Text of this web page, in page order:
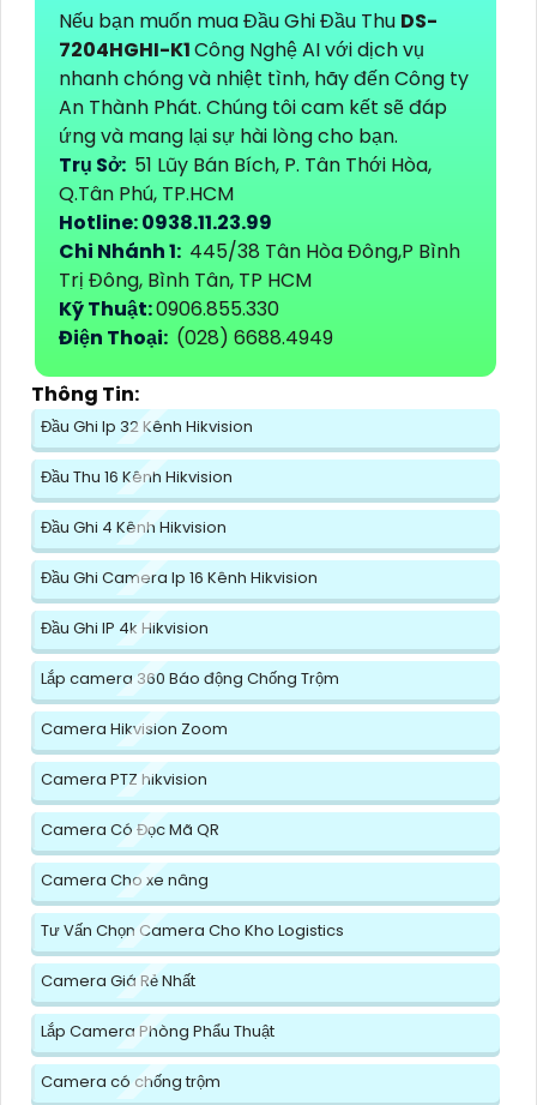
Nếu bạn muốn mua Đầu Ghi Đầu Thu DS-
7204HGHI-K1Công Nghệ AI với dịch vụ
nhanh chóng và nhiệt tình, hãy đến Công ty
An Thành Phát. Chúng tôi cam kết sẽ đáp
ứng và mang lại sự hài lòng cho bạn.
Trụ Sở: 51 Lũy Bán Bích, P. Tân Thới Hòa,
Q.Tân Phú, TP.HCM
Hotline: 0938.11.23.99
Chi Nhánh 1: 445/38 Tân Hòa Đông,P Bình
Trị Đông, Bình Tân, TP HCM
Kỹ Thuật:0906.855.330
Điện Thoại: (028) 6688.4949
Thông Tin:
Đầu Ghi Ip 32 Kênh Hikvision
Đầu Thu 16 Kênh Hikvision
Đầu Ghi 4 Kênh Hikvision
Đầu Ghi Camera Ip 16 Kênh Hikvision
Đầu Ghi IP 4k Hikvision
Lắp camera 360 Báo động Chống Trộm
Camera Hikvision Zoom
Camera PTZ hikvision
Camera Có Đọc Mã QR
Camera Cho xe nâng
Tư Vấn Chọn Camera Cho Kho Logistics
Camera Giá Rẻ Nhất
Lắp Camera Phòng Phẩu Thuật
Camera có chống trộm